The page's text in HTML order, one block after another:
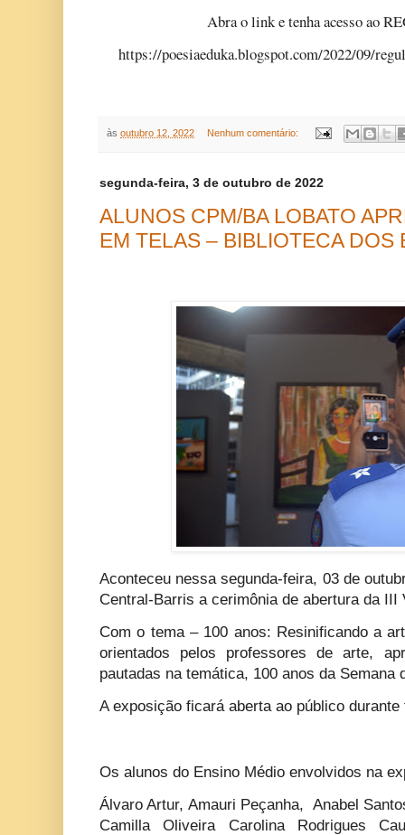
Abra o link e tenha acesso ao
https://poesiaeduka.blogspot.com/2022/09/
às outubro 12, 2022 Nenhum comentário:
segunda-feira, 3 de outubro de 2022
ALUNOS CPM/BA LOBATO
EM TELAS – BIBLIOTECA DOS
Aconteceu nessa segunda-feira, 03 de
Central-Barris a cerimônia de abertura da
Com o tema – 100 anos: Resinificando a
orientados pelos professores de arte,
pautadas na temática, 100 anos da Semana
A exposição ficará aberta ao público
Os alunos do Ensino Médio envolvidos na
Álvaro Artur, Amauri Peçanha, Anabel
Camilla Oliveira Carolina Rodrigues